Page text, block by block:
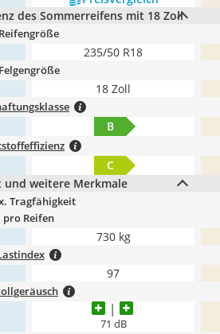
des Sommerreifens mit 18 Zoll
Reifengröße
235/50 R18
Felgengröße
18 Zoll
B
C
und weitere Merkmale
Tragfähigkeit
pro Reifen
730 kg
97
71 dB